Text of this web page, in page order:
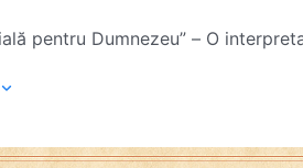
pentru Dumnezeu” – O
sincere ale Creatorului pentru
a propriei mele familii” – O